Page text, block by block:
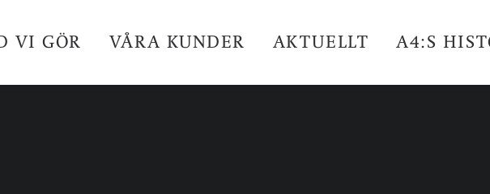
VI GÖR VÅRA KUNDER AKTUELLT A4:S